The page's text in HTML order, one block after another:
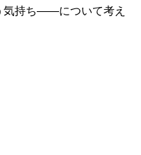
持ち――について考え